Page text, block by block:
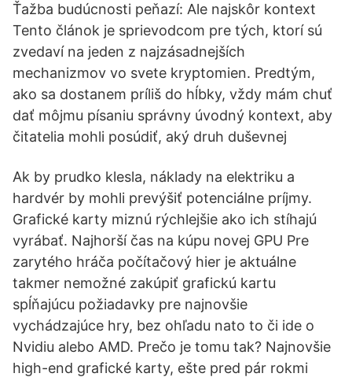
Ťažba budúcnosti peňazí: Ale najskôr kontext
Tento článok je sprievodcom pre tých, ktorí sú
zvedaví na jeden z najzásadnejších
mechanizmov vo svete kryptomien. Predtým,
ako sa dostanem príliš do hĺbky, vždy mám chuť
dať môjmu písaniu správny úvodný kontext, aby
čitatelia mohli posúdiť, aký druh duševnej
Ak by prudko klesla, náklady na elektriku a
hardvér by mohli prevýšiť potenciálne príjmy.
Grafické karty miznú rýchlejšie ako ich stíhajú
vyrábať. Najhorší čas na kúpu novej GPU Pre
zarytého hráča počítačový hier je aktuálne
takmer nemožné zakúpiť grafickú kartu
spĺňajúcu požiadavky pre najnovšie
vychádzajúce hry, bez ohľadu nato to či ide o
Nvidiu alebo AMD. Prečo je tomu tak? Najnovšie
high-end grafické karty, ešte pred pár rokmi